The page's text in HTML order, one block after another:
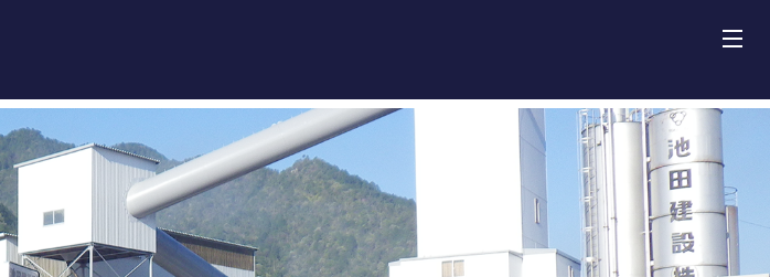
ホーム
事業紹介
機械・車両紹介